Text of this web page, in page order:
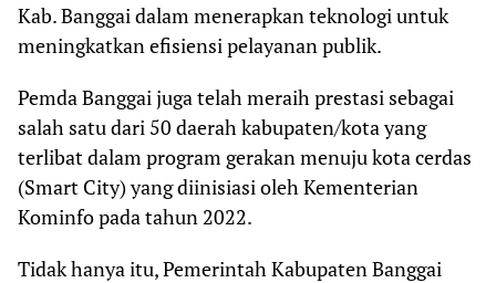
Kab. Banggai dalam menerapkan teknologi untuk
meningkatkan efisiensi pelayanan publik.
Pemda Banggai juga telah meraih prestasi sebagai
salah satu dari 50 daerah kabupaten/kota yang
terlibat dalam program gerakan menuju kota cerdas
(Smart City) yang diinisiasi oleh Kementerian
Kominfo pada tahun 2022.
Tidak hanya itu, Pemerintah Kabupaten Banggai